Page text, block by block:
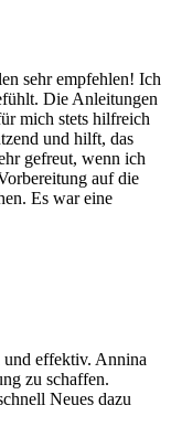
sehr empfehlen! Ich
Die Anleitungen
mich stets hilfreich
und hilft, das
gefreut, wenn ich
auf die
Es war eine
und effektiv. Annina
zu schaffen.
Neues dazu